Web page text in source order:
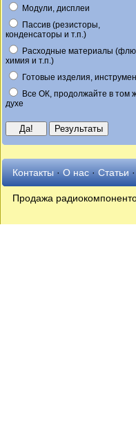
Модули, дисплеи
Пассив (резисторы,
конденсаторы и т.п.)
Расходные материалы
химия и т.п.)
Готовые изделия,
Все ОК, продолжайте в том
духе
Контакты·О нас·Статьи·
Продажа